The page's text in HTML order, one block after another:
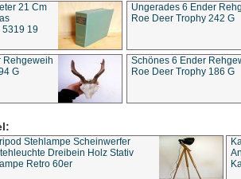
21 Cm
5319 19
Ungerades 6 Ender
Roe Deer Trophy 242 G
Rehgeweih
G
Schönes 6 Ender
Roe Deer Trophy 186 G
Stehlampe Scheinwerfer
Dreibein Holz Stativ
Retro 60er